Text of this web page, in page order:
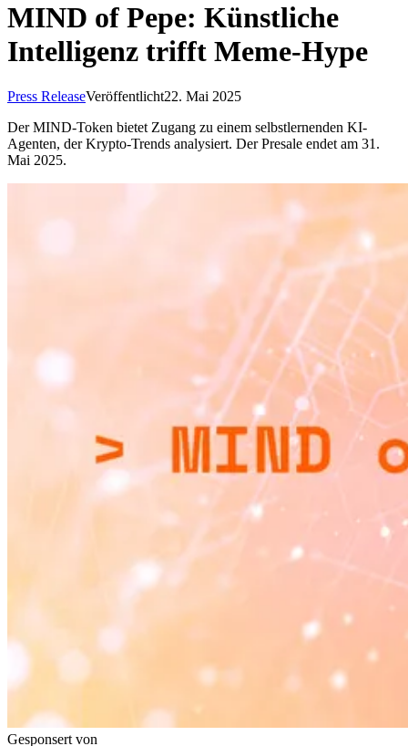
MIND of Pepe: Künstliche
Intelligenz trifft Meme-Hype
Press ReleaseVeröffentlicht22. Mai 2025
Der MIND-Token bietet Zugang zu einem selbstlernenden KI-
Agenten, der Krypto-Trends analysiert. Der Presale endet am 31.
Mai 2025.
Gesponsert von